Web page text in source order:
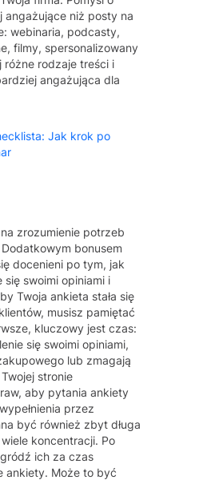
niż posty na
webinaria, podcasty,
filmy, spersonalizowany
różne rodzaje treści i
angażująca dla
Jak krok po
zrozumienie potrzeb
bonusem
docenieni po tym, jak
swoimi opiniami i
Twoja ankieta stała się
musisz pamiętać
kluczowy jest czas:
się swoimi opiniami,
lub zmagają
stronie
aby pytania ankiety
przez
być również zbyt długa
koncentracji. Po
ich za czas
ankiety. Może to być